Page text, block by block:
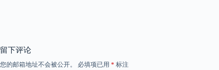
留下评论
您的邮箱地址不会被公开。 必填项已用 * 标注